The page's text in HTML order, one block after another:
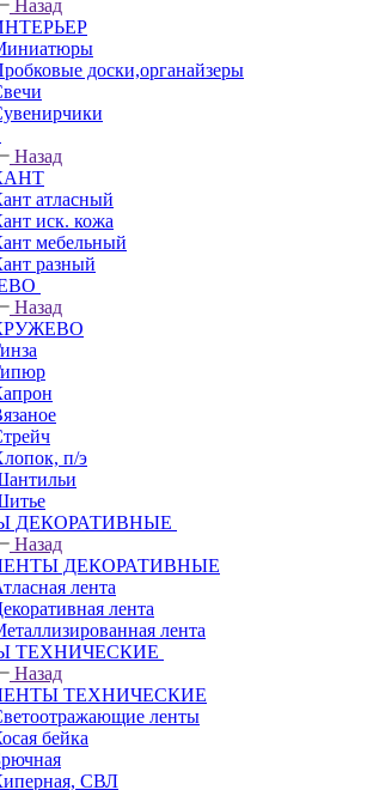
Назад
доски,органайзеры
Назад
атласный
иск. кожа
мебельный
разный
Назад
п/э
ДЕКОРАТИВНЫЕ
Назад
ДЕКОРАТИВНЫЕ
лента
лента
лента
ТЕХНИЧЕСКИЕ
Назад
ТЕХНИЧЕСКИЕ
ленты
бейка
СВЛ